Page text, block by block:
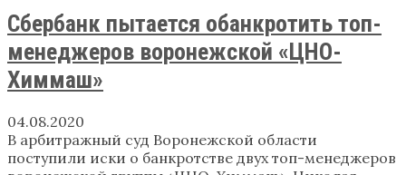
Сбербанк пытается обанкротить топ-
менеджеров воронежской «ЦНО-
Химмаш»
04.08.2020
В арбитражный суд Воронежской области
поступили иски о банкротстве двух топ-менеджеров